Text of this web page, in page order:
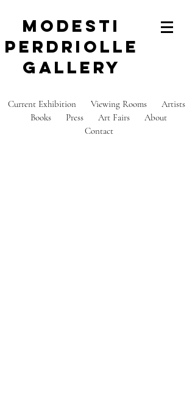
modesti
perdriolle
gallery
Current Exhibition Viewing Rooms
Artists
Books
Press Art Fairs About
Contact